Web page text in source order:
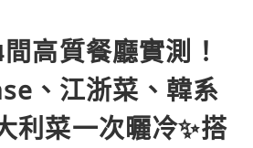
高質餐廳實測！
、江浙菜、韓系
利菜一次曬冷✨搭